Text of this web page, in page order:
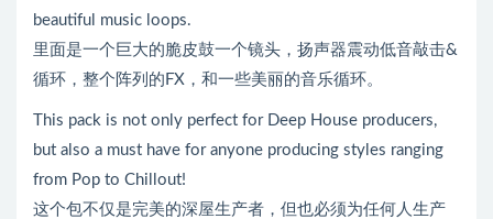
beautiful music loops.
里面是一个巨大的脆皮鼓一个镜头，扬声器震动低音敲击&
循环，整个阵列的FX，和一些美丽的音乐循环。
This pack is not only perfect for Deep House producers,
but also a must have for anyone producing styles ranging
from Pop to Chillout!
这个包不仅是完美的深屋生产者，但也必须为任何人生产